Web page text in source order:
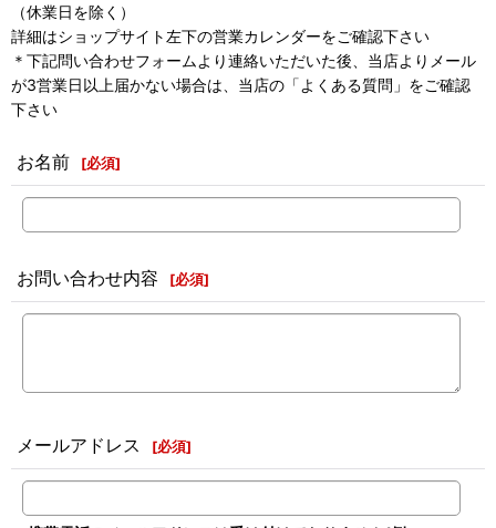
（休業日を除く）
詳細はショップサイト左下の営業カレンダーをご確認下さい
＊下記問い合わせフォームより連絡いただいた後、当店よりメール
が3営業日以上届かない場合は、当店の「よくある質問」をご確認
下さい
お名前 [必須]
お問い合わせ内容 [必須]
メールアドレス [必須]